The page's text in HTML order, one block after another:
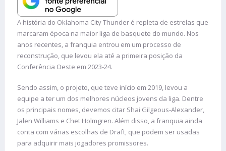
A história do Oklahoma City Thunder é repleta de estrelas que
marcaram época na maior liga de basquete do mundo. Nos
anos recentes, a franquia entrou em um processo de
reconstrução, que levou ela até a primeira posição da
Conferência Oeste em 2023-24.
Sendo assim, o projeto, que teve início em 2019, levou a
equipe a ter um dos melhores núcleos jovens da liga. Dentre
os principais nomes, devemos citar Shai Gilgeous-Alexander,
Jalen Williams e Chet Holmgren. Além disso, a franquia ainda
conta com várias escolhas de Draft, que podem ser usadas
para adquirir mais jogadores promissores.